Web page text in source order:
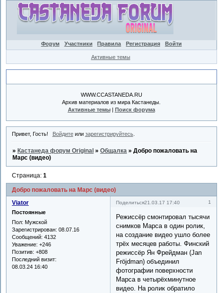
Форум Участники Правила Регистрация Войти
Активные темы
WWW.CCASTANEDA.RU
Архив материалов из мира Кастанеды.
Активные темы| Поиск форума
Привет, Гость! Войдитеили зарегистрируйтесь.
» Кастанеда форум Original »Общалка »Добро пожаловать на
Марс (видео)
Добро пожаловать на Марс (видео)
Страница:1
Поделиться 1
21.03.17 17:40
Viator
Постоянные
Пол: Мужской
Зарегистрирован: 08.07.16
Сообщений: 4132
Уважение: +246
Позитив: +808
Последний визит:
08.03.24 16:40
Режиссёр смонтировал тысячи
снимков Марса в один ролик,
на создание видео ушло более
трёх месяцев работы. Финский
режиссёр Ян Фрейдман (Jan
Fröjdman) объединил
фотографии поверхности
Марса в четырёхминутное
видео. На ролик обратило